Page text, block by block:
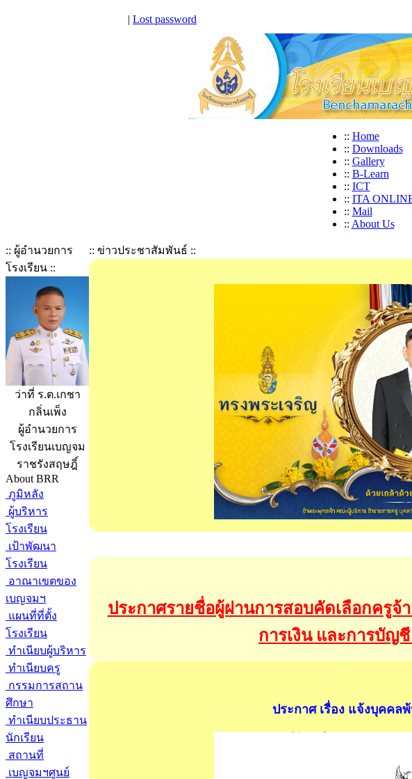
| Lost password
:: Home
:: Downloads
:: Gallery
:: B-Learn
:: ICT
:: ITA
:: Mail
:: About Us
:: ผู้อำนวยการ
โรงเรียน ::
ว่าที่ ร.ต.เกชา
กลิ่นเพ็ง
ผู้อำนวยการ
โรงเรียนเบญจม
ราชรังสฤษฎิ์
About BRR
ภูมิหลัง
ผู้บริหาร
โรงเรียน
เป้าพัฒนา
โรงเรียน
อาณาเขตของ
เบญจมฯ
แผนที่ที่ตั้ง
โรงเรียน
ทำเนียบผู้บริหาร
ทำเนียบครู
กรรมการสถาน
ศึกษา
ทำเนียบประธาน
นักเรียน
สถานที่
เบญจมฯศูนย์
:: ข่าวประชาสัมพันธ์ ::
ประกาศรายชื่อผู้ผ่านการสอบคัดเลือกครูจ้
การเงิน และการบัญ
ประกาศ เรื่อง แจ้งบุคคล